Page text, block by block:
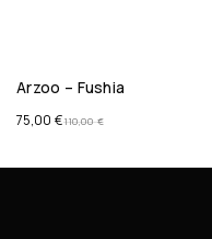
Arzoo – Fushia
110,00€
75,00 €